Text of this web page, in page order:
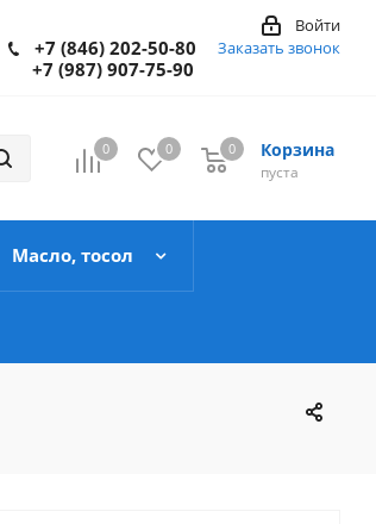
Войти
+7 (846) 202-50-80
+7 (987) 907-75-90
Заказать звонок
0 0 Корзина
пуста
0
Масло, тосол